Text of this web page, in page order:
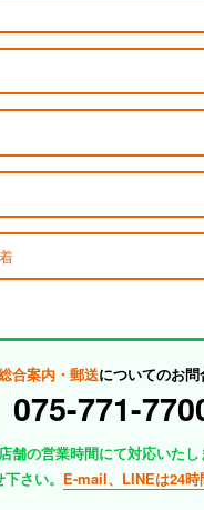
合案内・郵送についてのお問
075-771-
舗の営業時間にて対応いた
さい。 E-mail、LINEは24時